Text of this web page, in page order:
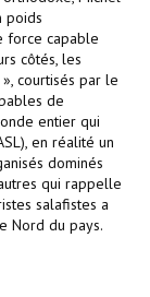
poids
force capable
côtés, les
courtisés par le
de
entier qui
en réalité un
dominés
qui rappelle
salafistes a
Nord du pays.